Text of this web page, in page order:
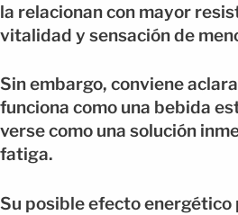
la relacionan con mayor
vitalidad y sensación de
Sin embargo, conviene
funciona como una bebida
verse como una solución
fatiga.
Su posible efecto energético